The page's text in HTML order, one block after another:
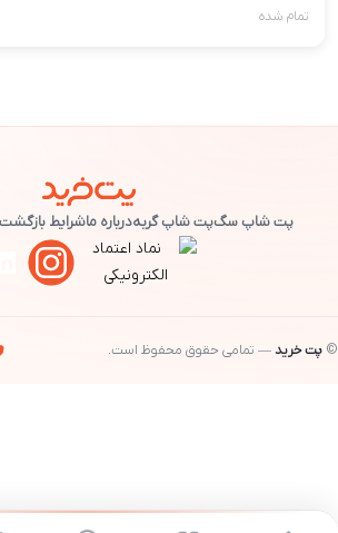
تمام شده
پت شاپ سگپت شاپ گربهدرباره ماشرایط بازگشت
© پت خرید— تمامی حقوق محفوظ است.